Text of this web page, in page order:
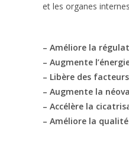
et les organes
– Améliore la
– Augmente
– Libère des
– Augmente la
– Accélère la
– Améliore la